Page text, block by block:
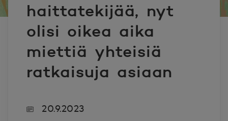
haittatekijää, nyt
olisi oikea aika
miettiä yhteisiä
ratkaisuja asiaan
20.9.2023